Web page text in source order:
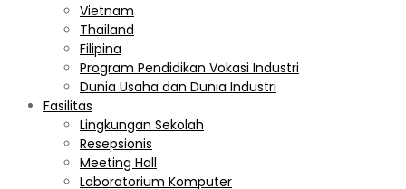
Vietnam
Thailand
Filipina
Program Pendidikan Vokasi Industri
Dunia Usaha dan Dunia Industri
Fasilitas
Lingkungan Sekolah
Resepsionis
Meeting Hall
Laboratorium Komputer